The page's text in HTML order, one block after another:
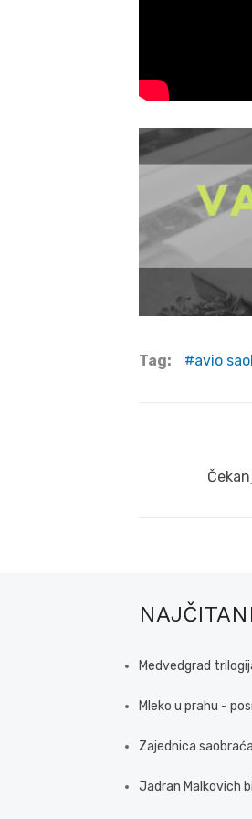
Tag: avio
Medvedgrad
Mleko u prahu -
Zajednica
Jadran Malkovich